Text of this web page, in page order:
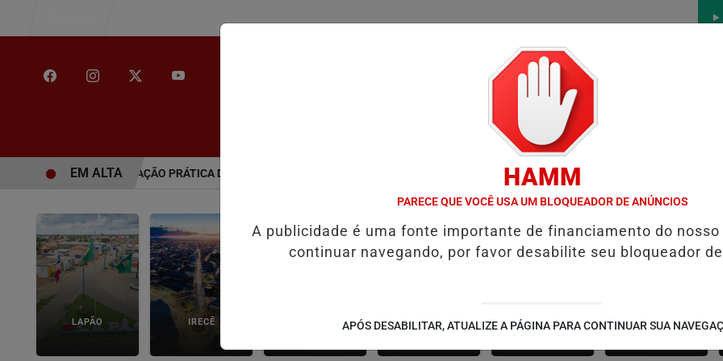
CONCURSOS
PROMOVE SIMULAÇÃO PRÁTICA DE VOTAÇÃO ELETRÔNICA EM LAPÃO NOVA UNIDADE DA GALVANI PROMOVE QUALIFICAÇÃO
EM ALTA
LAPÃO IRECÊ JOÃO DOURADO CANARANA AMÉRICA DOURADA JUSSARA
HAMM
PARECE QUE VOCÊ USA UM BLOQUEADOR DE ANÚNCIOS
A publicidade é uma fonte importante de financiamento do nosso
continuar navegando, por favor desabilite seu bloqueador
APÓS DESABILITAR, ATUALIZE A PÁGINA PARA CONTINUAR SUA